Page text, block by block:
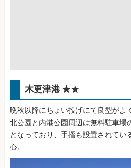
木更津港 ★★
晩秋以降にちょい投げにて良型がよ
北公園と内港公園周辺は無料駐車場
となっており、手摺も設置されてい
心。